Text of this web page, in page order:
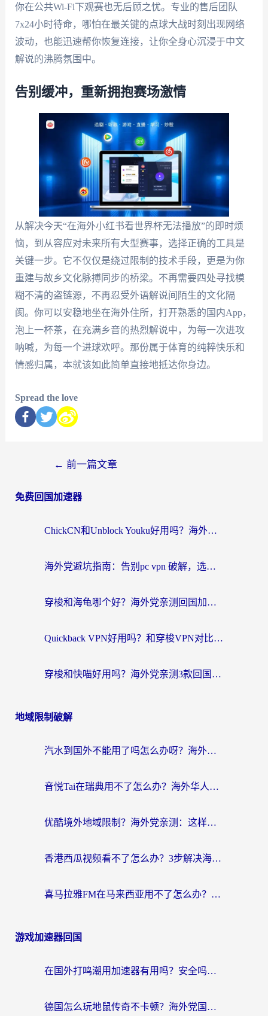
你在公共Wi-Fi下观赛也无后顾之忧。专业的售后团队
7x24小时待命，哪怕在最关键的点球大战时刻出现网络
波动，也能迅速帮你恢复连接，让你全身心沉浸于中文
解说的沸腾氛围中。
告别缓冲，重新拥抱赛场激情
从解决今天“在海外小红书看世界杯无法播放”的即时烦
恼，到从容应对未来所有大型赛事，选择正确的工具是
关键一步。它不仅仅是绕过限制的技术手段，更是为你
重建与故乡文化脉搏同步的桥梁。不再需要四处寻找模
糊不清的盗链源，不再忍受外语解说间陌生的文化隔
阂。你可以安稳地坐在海外住所，打开熟悉的国内App，
泡上一杯茶，在充满乡音的热烈解说中，为每一次进攻
呐喊，为每一个进球欢呼。那份属于体育的纯粹快乐和
情感归属，本就该如此简单直接地抵达你身边。
Spread the love
← 前一篇文章
免费回国加速器
ChickCN和Unblock Youku好用吗？海外党亲测3款回国加速器，附iOS免费选择指南
海外党避坑指南：告别pc vpn 破解，选对回国加速器轻松访问国内资源
穿梭和海龟哪个好？海外党亲测回国加速器，附电脑免费VPN推荐
Quickback VPN好用吗？和穿梭VPN对比哪个回国效果更好？海外党必看的真实测评与选择指南
穿梭和快喵好用吗？海外党亲测3款回国加速器，附日本回国VPN避坑指南
地域限制破解
汽水到国外不能用了吗怎么办呀？海外党追剧看片的救星在这里！
音悦Tai在瑞典用不了怎么办？海外华人追剧听歌的实用指南
优酷境外地域限制？海外党亲测：这样看国内剧再也不卡（附3个实用场景解决）
香港西瓜视频看不了怎么办？3步解决海外追剧难题，附靠谱加速器推荐
喜马拉雅FM在马来西亚用不了怎么办？海外华人亲测有效的回国加速指南
游戏加速器回国
在国外打鸣潮用加速器有用吗？安全吗？海外玩家国服游戏加速全指南
德国怎么玩地鼠传奇不卡顿？海外党国服游戏加速全攻略（含战双EVE实用指南）